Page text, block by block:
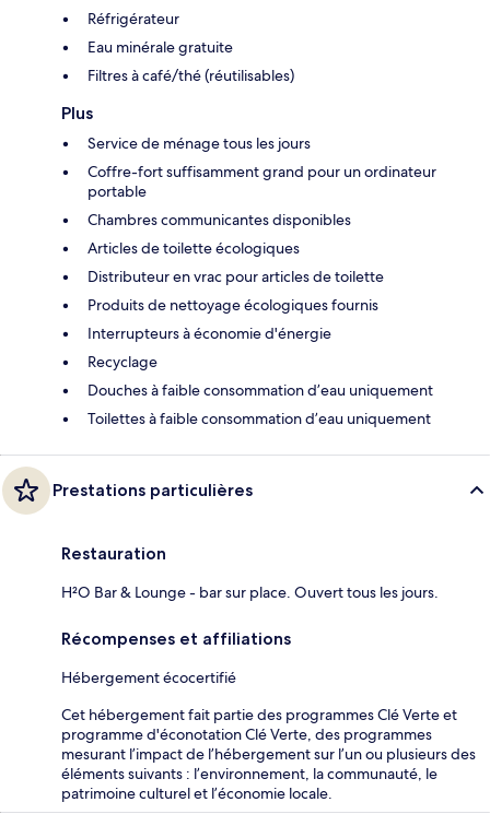
Réfrigérateur
Eau minérale gratuite
Filtres à café/thé (réutilisables)
Plus
Service de ménage tous les jours
Coffre-fort suffisamment grand pour un ordinateur
portable
Chambres communicantes disponibles
Articles de toilette écologiques
Distributeur en vrac pour articles de toilette
Produits de nettoyage écologiques fournis
Interrupteurs à économie d'énergie
Recyclage
Douches à faible consommation d’eau uniquement
Toilettes à faible consommation d’eau uniquement
Prestations particulières
Restauration
H²O Bar & Lounge - bar sur place. Ouvert tous les jours.
Récompenses et affiliations
Hébergement écocertifié
Cet hébergement fait partie des programmes Clé Verte et
programme d'éconotation Clé Verte, des programmes
mesurant l’impact de l’hébergement sur l’un ou plusieurs des
éléments suivants : l’environnement, la communauté, le
patrimoine culturel et l’économie locale.